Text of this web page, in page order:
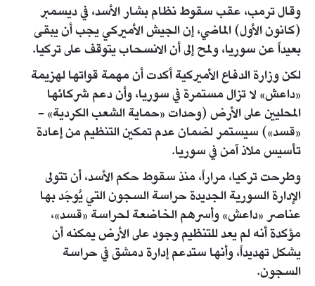
وقال ترمب، عقب سقوط نظام بشار الأسد، في ديسمبر
(كانون الأول) الماضي، إن الجيش الأميركي يجب أن يبقى
بعيداً عن سوريا، ولمح إلى أن الانسحاب يتوقف على تركيا.
لكن وزارة الدفاع الأميركية أكدت أن مهمة قواتها لهزيمة
«داعش» لا تزال مستمرة في سوريا، وأن دعم شركائها
المحليين على الأرض (وحدات «حماية الشعب الكردية» -
«قسد») سيستمر لضمان عدم تمكين التنظيم من إعادة
تأسيس ملاذ آمن في سوريا.
وطرحت تركيا، مراراً، منذ سقوط حكم الأسد، أن تتولى
الإدارة السورية الجديدة حراسة السجون التي يُوجَد بها
عناصر «داعش» وأسرهم الخاضعة لحراسة «قسد»،
مؤكدة أنه لم يعد للتنظيم وجود على الأرض يمكنه أن
يشكل تهديداً، وأنها ستدعم إدارة دمشق في حراسة
السجون.